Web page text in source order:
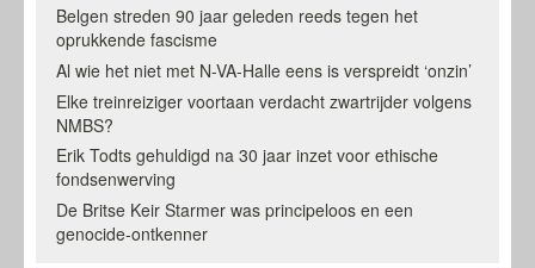
Belgen streden 90 jaar geleden reeds tegen het
oprukkende fascisme
Al wie het niet met N-VA-Halle eens is verspreidt ‘onzin’
Elke treinreiziger voortaan verdacht zwartrijder volgens
NMBS?
Erik Todts gehuldigd na 30 jaar inzet voor ethische
fondsenwerving
De Britse Keir Starmer was principeloos en een
genocide-ontkenner